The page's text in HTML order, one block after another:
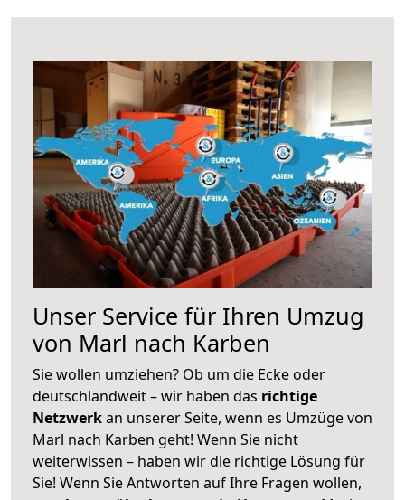
Unser Service für Ihren Umzug
von Marl nach Karben
Sie wollen umziehen? Ob um die Ecke oder
deutschlandweit – wir haben das richtige
Netzwerkan unserer Seite, wenn es Umzüge von
Marl nach Karben geht! Wenn Sie nicht
weiterwissen – haben wir die richtige Lösung für
Sie! Wenn Sie Antworten auf Ihre Fragen wollen,